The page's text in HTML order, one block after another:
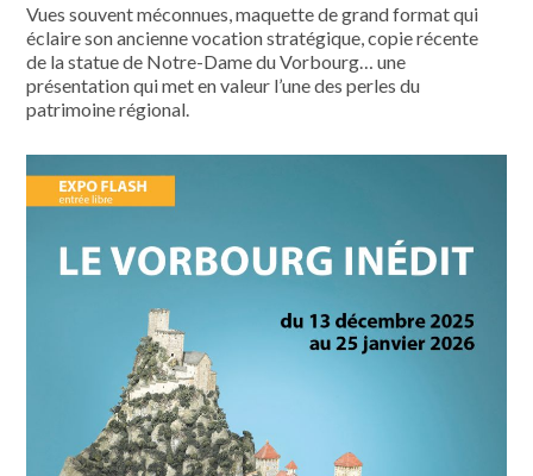
Vues souvent méconnues, maquette de grand format qui
éclaire son ancienne vocation stratégique, copie récente
de la statue de Notre-Dame du Vorbourg… une
présentation qui met en valeur l’une des perles du
patrimoine régional.